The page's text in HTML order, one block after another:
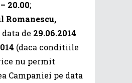
20.00;
Romanescu,
data de 29.06.2014
(daca conditiile
nu permit
Campaniei pe data